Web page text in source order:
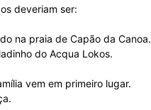
deveriam ser:
na praia de Capão da Canoa.
do Acqua Lokos.
vem em primeiro lugar.